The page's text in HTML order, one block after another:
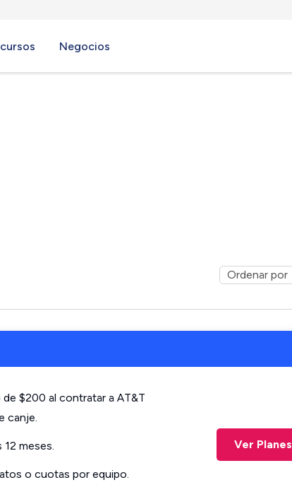
Negocios
$200 al contratar a AT&T
canje.
meses.
o cuotas por equipo.
Ver Planes